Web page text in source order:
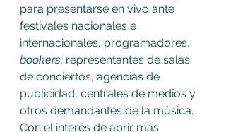
para presentarse en vivo ante
festivales nacionales e
internacionales, programadores,
bookers, representantes de salas
de conciertos, agencias de
publicidad, centrales de medios y
otros demandantes de la música.
Con el interés de abrir más